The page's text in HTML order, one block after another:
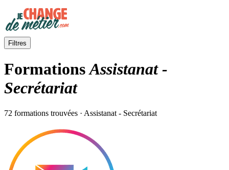
Filtres
FormationsAssistanat -
Secrétariat
72 formations trouvées · Assistanat - Secrétariat